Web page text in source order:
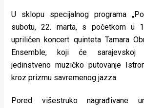
u
pokretu
Ideje
koje
rade
U sklopu specijalnog programa
subotu, 22. marta, s početkom u
upriličen koncert quinteta Tamara
Ensemble, koji će sarajevskoj
jedinstveno muzičko putovanje
kroz prizmu savremenog jazza.
Pored višestruko nagrađivane